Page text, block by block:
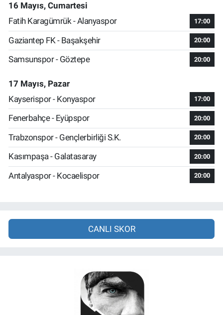
16 Mayıs, Cumartesi
Fatih Karagümrük - Alanyaspor
17:00
Gaziantep FK - Başakşehir 20:00
Samsunspor - Göztepe 20:00
17 Mayıs, Pazar
Kayserispor - Konyaspor
17:00
Fenerbahçe - Eyüpspor 20:00
Trabzonspor - Gençlerbirliği S.K. 20:00
Kasımpaşa - Galatasaray 20:00
Antalyaspor - Kocaelispor 20:00
CANLI SKOR